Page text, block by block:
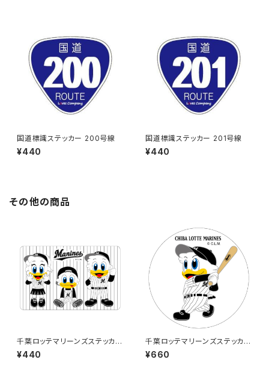
国道標識ステッカー 200号線
¥440
国道標識ステッカー 201号線
¥440
その他の商品
千葉ロッテマリーンズステッカー
10
¥440
千葉ロッテマリーンズステッカー
8（大）
¥660